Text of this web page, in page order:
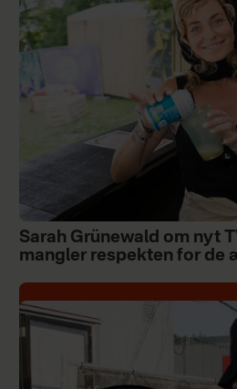
Sarah Grünewald om nyt
mangler respekten for de